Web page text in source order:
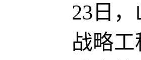
23日
战略